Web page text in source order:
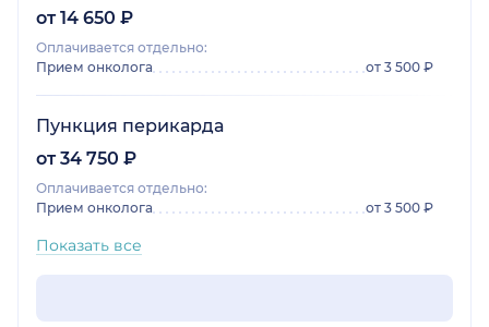
от 14 650 ₽
Оплачивается отдельно:
Прием онколога
от 3 500 ₽
Пункция перикарда
от 34 750 ₽
Оплачивается отдельно:
Прием онколога
от 3 500 ₽
Показать все